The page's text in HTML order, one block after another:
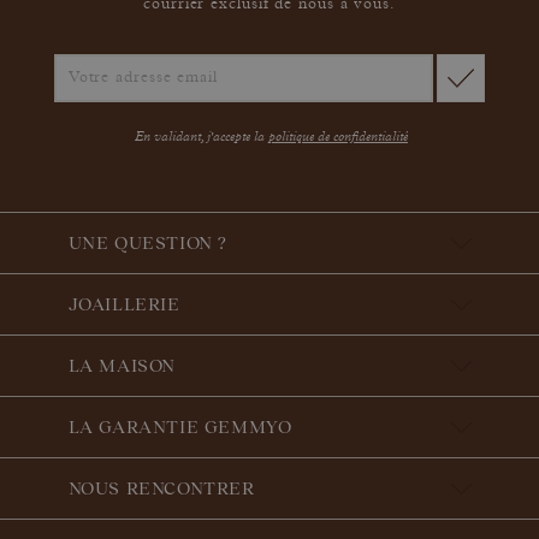
courrier exclusif de nous à vous.
En validant, j'accepte la politique de confidentialité
UNE QUESTION ?
JOAILLERIE
LA MAISON
LA GARANTIE GEMMYO
NOUS RENCONTRER